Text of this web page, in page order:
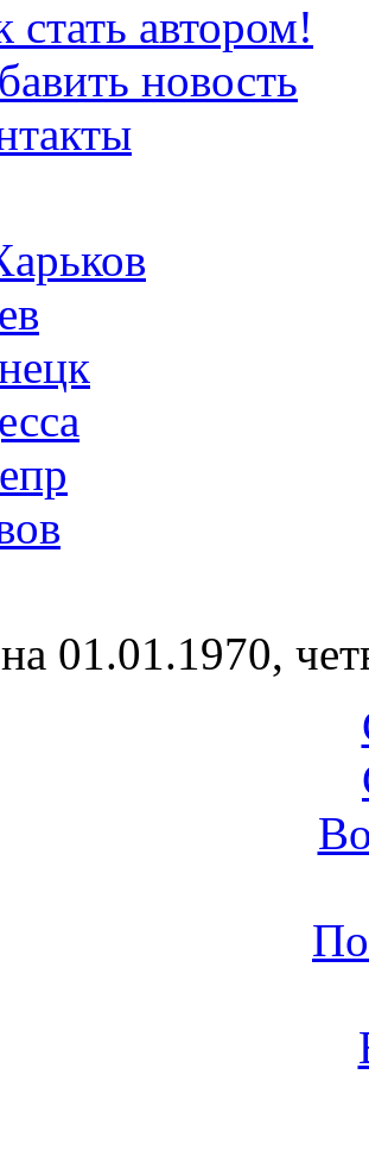
стать автором!
новость
01.01.1970,